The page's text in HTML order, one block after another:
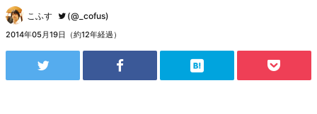
こふす (@_cofus)
2014年05月19日（約12年経過）